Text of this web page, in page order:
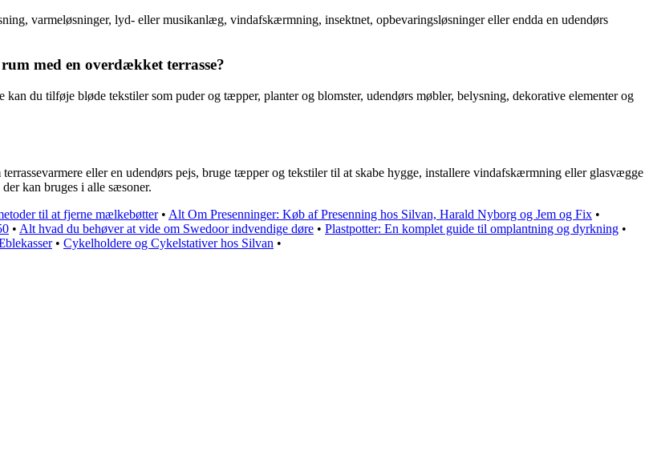
varmeløsninger, lyd- eller musikanlæg, vindafskærmning, insektnet, opbevaringsløsninger eller endda en udendørs
med en overdækket terrasse?
du tilføje bløde tekstiler som puder og tæpper, planter og blomster, udendørs møbler, belysning, dekorative elementer og
eller en udendørs pejs, bruge tæpper og tekstiler til at skabe hygge, installere vindafskærmning eller glasvægge
kan bruges i alle sæsoner.
til at fjerne mælkebøtter• Alt Om Presenninger: Køb af Presenning hos Silvan, Harald Nyborg og Jem og Fix •
• Alt hvad du behøver at vide om Swedoor indvendige døre • Plastpotter: En komplet guide til omplantning og dyrkning •
• Cykelholdere og Cykelstativer hos Silvan •